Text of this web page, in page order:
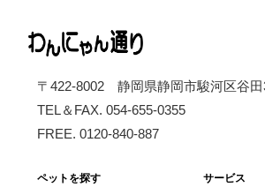
〒422-8002 静岡県静岡市駿河区谷田
TEL＆FAX. 054-655-0355
FREE. 0120-840-887
ペットを探す サービス